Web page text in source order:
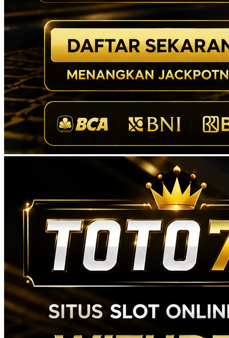
TOTO767 Terpercaya dengan
Teknologi TerkiniTOTO767
Prediksi Akurat Situs Toto
Macau 4D & Bandar Togel
Online Resmi Terbaik
Gabung di TOTO767 untuk mendapatkan prediksi situs Toto
Macau 4D akurat setiap hari. Bandar togel online resmi dengan data
angka lengkap dan akses mudah.
Average rating of4.9
based on
168.444votes